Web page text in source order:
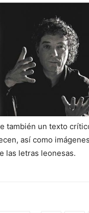
también un texto
así como
las letras leonesas.